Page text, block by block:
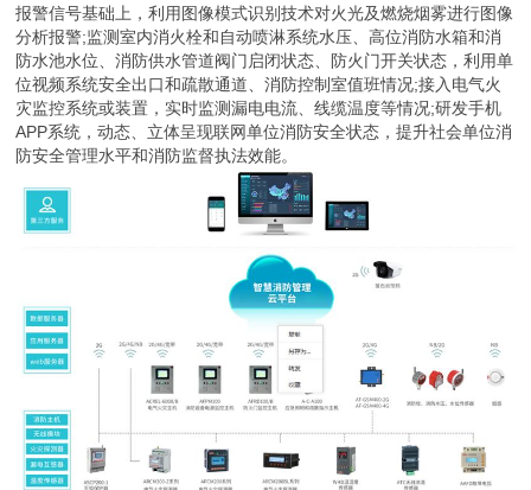
报警信号基础上，利用图像模式识别技术对火光及燃烧烟雾进行图像
分析报警;监测室内消火栓和自动喷淋系统水压、高位消防水箱和消
防水池水位、消防供水管道阀门启闭状态、防火门开关状态，利用单
位视频系统安全出口和疏散通道、消防控制室值班情况;接入电气火
灾监控系统或装置，实时监测漏电电流、线缆温度等情况;研发手机
APP系统，动态、立体呈现联网单位消防安全状态，提升社会单位消
防安全管理水平和消防监督执法效能。